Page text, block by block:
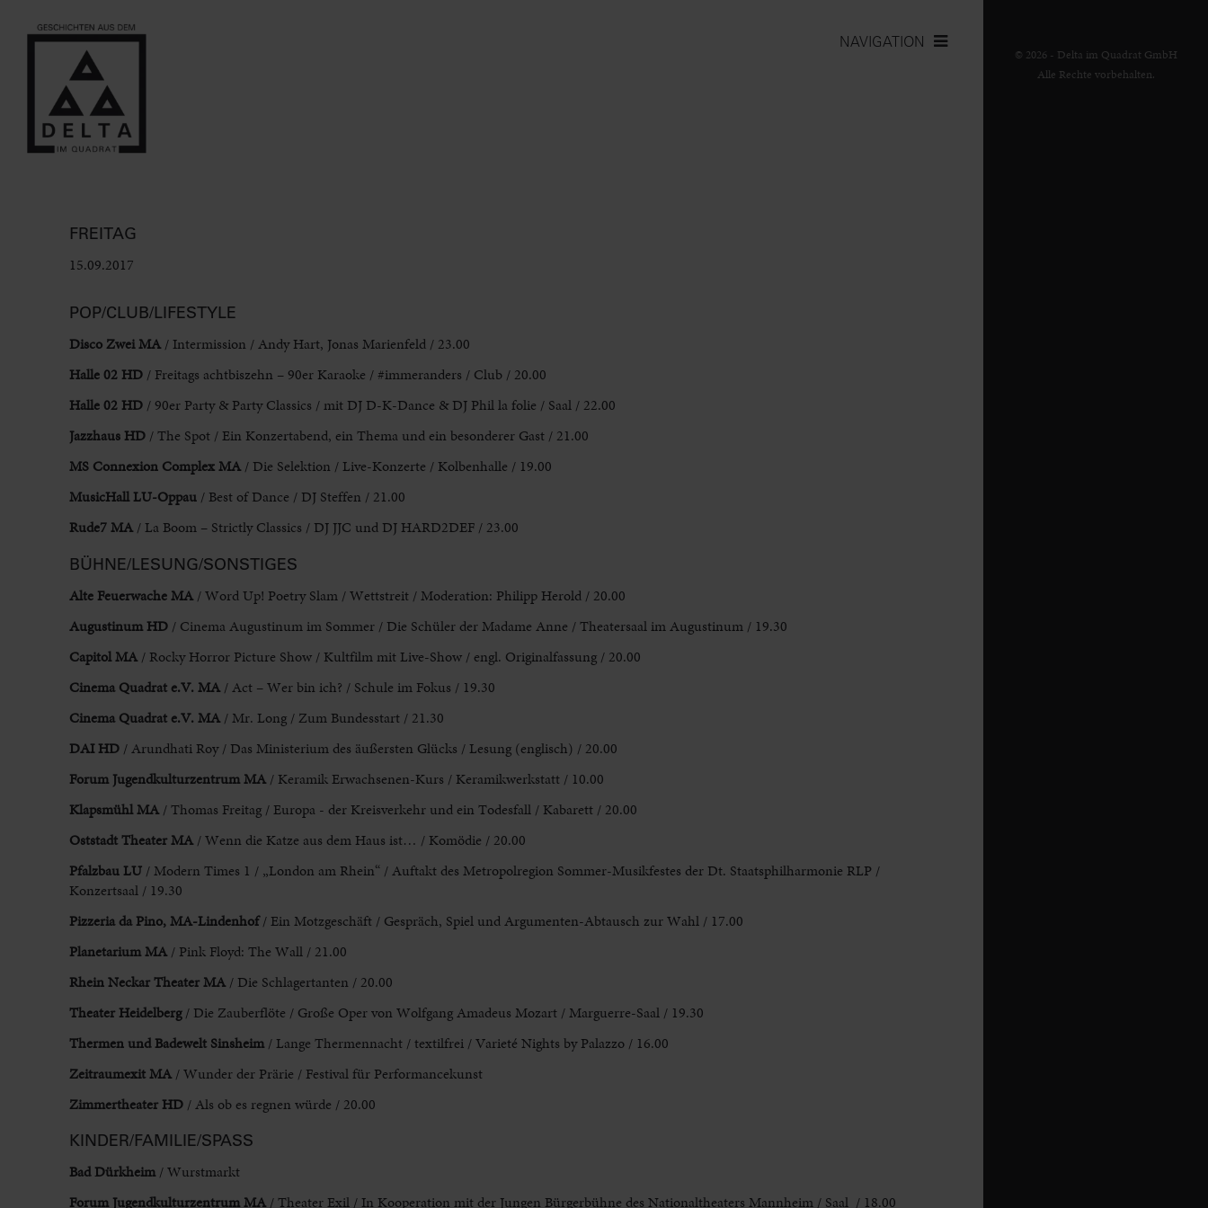
NAVIGATION
FREITAG
15.09.2017
POP/CLUB/LIFESTYLE
Disco Zwei MA/ Intermission / Andy Hart, Jonas Marienfeld / 23.00
Halle 02 HD/ Freitags achtbiszehn – 90er Karaoke / #immeranders / Club / 20.00
Halle 02 HD/ 90er Party & Party Classics / mit DJ D-K-Dance & DJ Phil la folie / Saal / 22.00
Jazzhaus HD/ The Spot / Ein Konzertabend, ein Thema und ein besonderer Gast / 21.00
MS Connexion Complex MA/ Die Selektion / Live-Konzerte / Kolbenhalle / 19.00
MusicHall LU-Oppau/ Best of Dance / DJ Steffen / 21.00
Rude7 MA/ La Boom – Strictly Classics / DJ JJC und DJ HARD2DEF / 23.00
BÜHNE/LESUNG/SONSTIGES
Alte Feuerwache MA/ Word Up! Poetry Slam / Wettstreit / Moderation: Philipp Herold / 20.00
Augustinum HD/ Cinema Augustinum im Sommer / Die Schüler der Madame Anne / Theatersaal im Augustinum / 19.30
Capitol MA / Rocky Horror Picture Show / Kultfilm mit Live-Show / engl. Originalfassung / 20.00
Cinema Quadrat e.V. MA/ Act – Wer bin ich? / Schule im Fokus / 19.30
Cinema Quadrat e.V. MA/ Mr. Long / Zum Bundesstart / 21.30
DAI HD/ Arundhati Roy / Das Ministerium des äußersten Glücks / Lesung (englisch) / 20.00
Forum Jugendkulturzentrum MA/ Keramik Erwachsenen-Kurs / Keramikwerkstatt / 10.00
Klapsmühl MA/ Thomas Freitag / Europa - der Kreisverkehr und ein Todesfall / Kabarett / 20.00
Oststadt Theater MA/ Wenn die Katze aus dem Haus ist… / Komödie / 20.00
Pfalzbau LU/ Modern Times 1 / „London am Rhein“ / Auftakt des Metropolregion Sommer-Musikfestes der Dt. Staatsphilharmonie RLP /
Konzertsaal / 19.30
Pizzeria da Pino, MA-Lindenhof/ Ein Motzgeschäft / Gespräch, Spiel und Argumenten-Abtausch zur Wahl / 17.00
Planetarium MA/ Pink Floyd: The Wall / 21.00
Rhein Neckar Theater MA/ Die Schlagertanten / 20.00
Theater Heidelberg/ Die Zauberflöte / Große Oper von Wolfgang Amadeus Mozart / Marguerre-Saal / 19.30
Thermen und Badewelt Sinsheim/ Lange Thermennacht / textilfrei / Varieté Nights by Palazzo / 16.00
Zeitraumexit MA/ Wunder der Prärie / Festival für Performancekunst
Zimmertheater HD/ Als ob es regnen würde / 20.00
KINDER/FAMILIE/SPASS
Bad Dürkheim/ Wurstmarkt
Forum Jugendkulturzentrum MA/ Theater Exil / In Kooperation mit der Jungen Bürgerbühne des Nationaltheaters Mannheim / Saal / 18.00
© 2026 - Delta im Quadrat GmbH
Alle Rechte vorbehalten.